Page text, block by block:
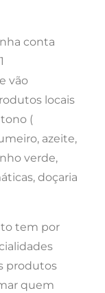
conta
vão
locais
(
azeite,
verde,
doçaria
tem por
produtos
quem